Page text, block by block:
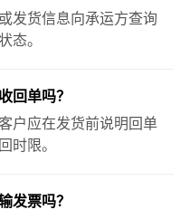
发货信息向承运方查询
态。
回单吗？
户应在发货前说明回单
时限。
发票吗？